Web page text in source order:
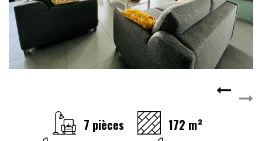
SERVICES
Actualités
Partenaires
Le palmarès de l'entreprise
7 pièces
172 m²